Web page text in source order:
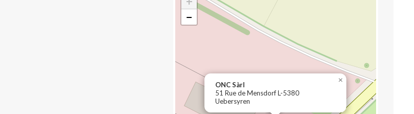
ONC Sàrl
51 Rue de Mensdorf L-5380
Uebersyren
×
−